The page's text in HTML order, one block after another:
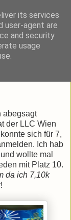
abegsagt
der LLC Wien
sich für 7,
Ich hab
wollte mal
mit Platz 10.
da ich 7,10k
its services
user-agent are
and security
usage